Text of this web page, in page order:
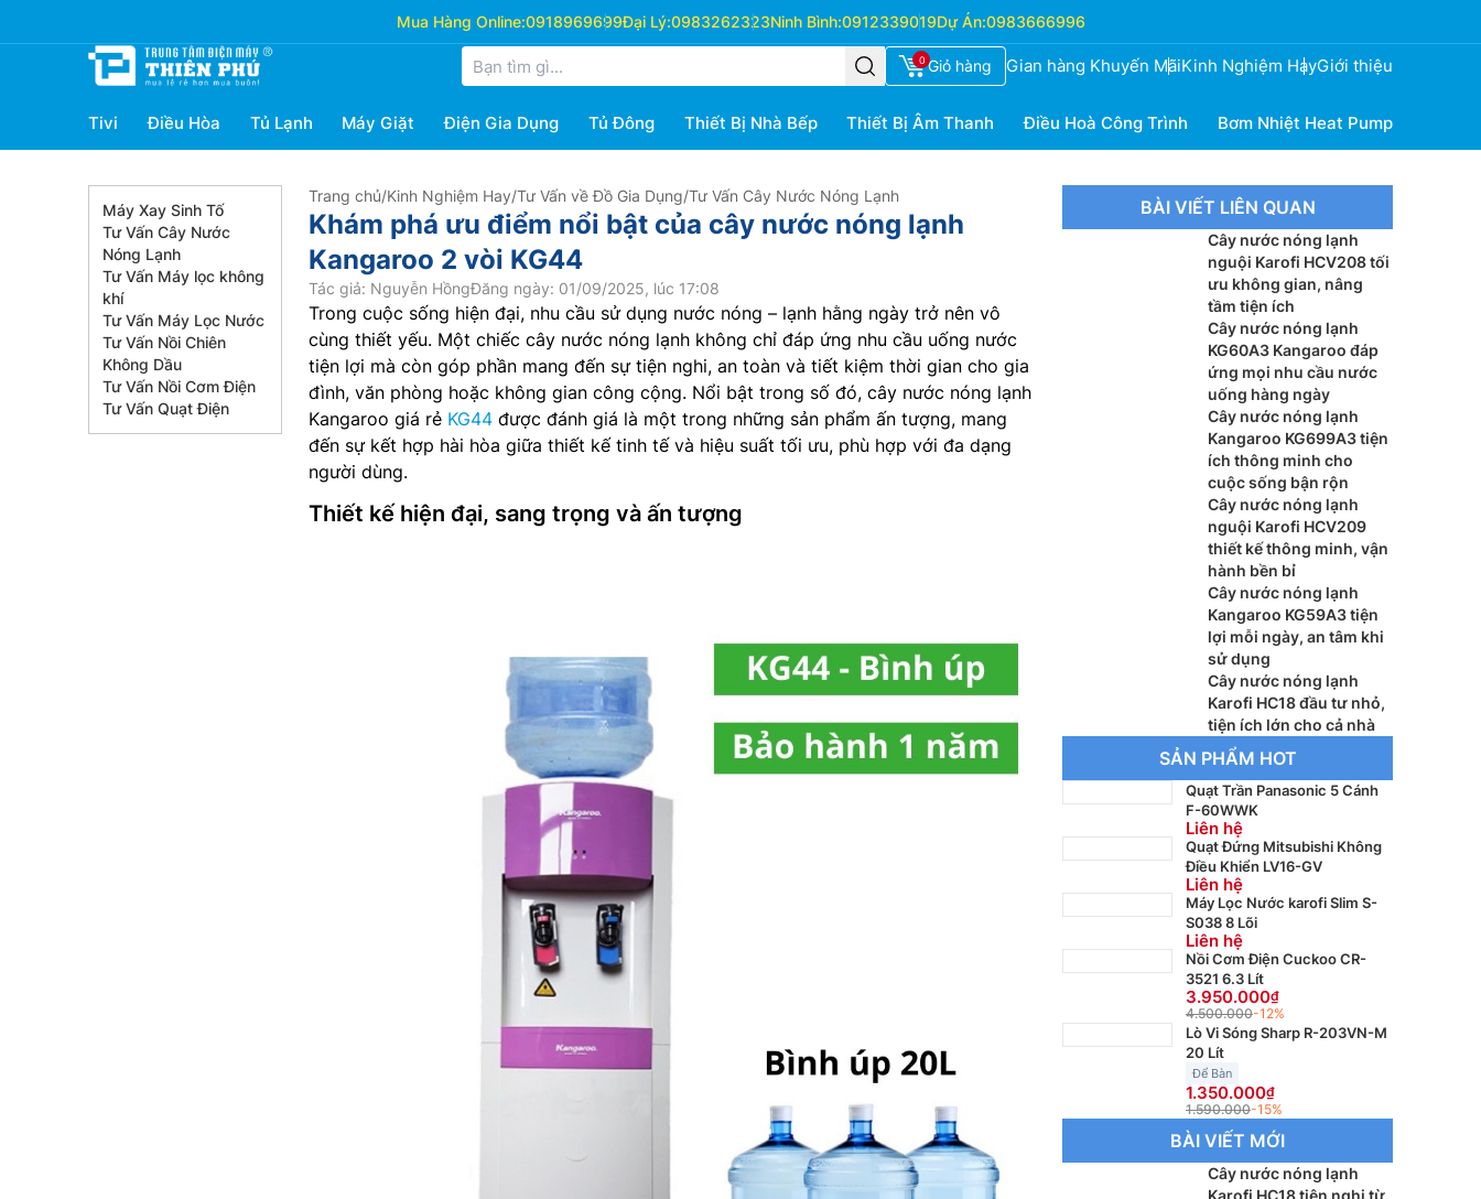
Mua Hàng Online:0918969699Đại Lý:0983262323Ninh Bình:0912339019Dự Án:0983666996
0 Giỏ hàng Gian hàng Khuyến MãiKinh Nghiệm HayGiới thiệu
Tivi Điều Hòa Tủ Lạnh Máy Giặt Điện Gia Dụng Tủ Đông Thiết Bị Nhà Bếp Thiết Bị Âm Thanh Điều Hoà Công Trình Bơm Nhiệt Heat Pump
Máy Xay Sinh Tố
Tư Vấn Cây Nước
Nóng Lạnh
Tư Vấn Máy lọc không
khí
Tư Vấn Máy Lọc Nước
Tư Vấn Nồi Chiên
Không Dầu
Tư Vấn Nồi Cơm Điện
Tư Vấn Quạt Điện
Trang chủ/Kinh Nghiệm Hay/Tư Vấn về Đồ Gia Dụng/Tư Vấn Cây Nước Nóng Lạnh
Khám phá ưu điểm nổi bật của cây nước nóng lạnh
Kangaroo 2 vòi KG44
Tác giả: Nguyễn HồngĐăng ngày: 01/09/2025, lúc 17:08
Trong cuộc sống hiện đại, nhu cầu sử dụng nước nóng – lạnh hằng ngày trở nên vô
cùng thiết yếu. Một chiếc cây nước nóng lạnh không chỉ đáp ứng nhu cầu uống nước
tiện lợi mà còn góp phần mang đến sự tiện nghi, an toàn và tiết kiệm thời gian cho gia
đình, văn phòng hoặc không gian công cộng. Nổi bật trong số đó, cây nước nóng lạnh
Kangaroo giá rẻ KG44 được đánh giá là một trong những sản phẩm ấn tượng, mang
đến sự kết hợp hài hòa giữa thiết kế tinh tế và hiệu suất tối ưu, phù hợp với đa dạng
người dùng.
Thiết kế hiện đại, sang trọng và ấn tượng
BÀI VIẾT LIÊN QUAN
Cây nước nóng lạnh
nguội Karofi HCV208 tối
ưu không gian, nâng
tầm tiện ích
Cây nước nóng lạnh
KG60A3 Kangaroo đáp
ứng mọi nhu cầu nước
uống hàng ngày
Cây nước nóng lạnh
Kangaroo KG699A3 tiện
ích thông minh cho
cuộc sống bận rộn
Cây nước nóng lạnh
nguội Karofi HCV209
thiết kế thông minh, vận
hành bền bỉ
Cây nước nóng lạnh
Kangaroo KG59A3 tiện
lợi mỗi ngày, an tâm khi
sử dụng
Cây nước nóng lạnh
Karofi HC18 đầu tư nhỏ,
tiện ích lớn cho cả nhà
SẢN PHẨM HOT
Quạt Trần Panasonic 5 Cánh
F-60WWK
Liên hệ
Quạt Đứng Mitsubishi Không
Điều Khiển LV16-GV
Liên hệ
Máy Lọc Nước karofi Slim S-
S038 8 Lõi
Liên hệ
Nồi Cơm Điện Cuckoo CR-
3521 6.3 Lít
3.950.000
4.500.000-12%
Lò Vi Sóng Sharp R-203VN-M
20 Lít
Để Bàn
1.350.000
1.590.000-15%
BÀI VIẾT MỚI
Cây nước nóng lạnh
Karofi HC18 tiện nghi từ